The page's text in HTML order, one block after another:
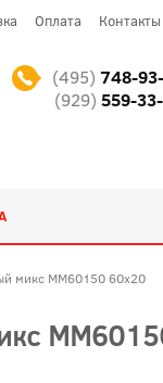
Оплата Контакты
(495) 748-
(929) 559-
микс MM60150 60x20